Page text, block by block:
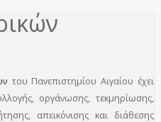
του Πανεπιστημίου Αιγαίου έχει
οργάνωσης, τεκμηρίωσης,
απεικόνισης και διάθεσης